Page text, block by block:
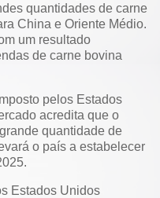
quantidades de carne
China e Oriente Médio.
um resultado
de carne bovina
pelos Estados
acredita que o
quantidade de
o país a estabelecer
Estados Unidos